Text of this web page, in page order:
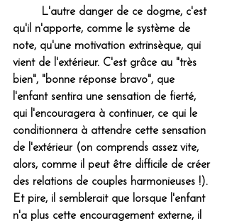
qu'il n'apporte, comme le système de
note, qu'une motivation extrinsèque, qui
vient de l'extérieur. C'est grâce au "très
bien", "bonne réponse bravo", que
l'enfant sentira une sensation de fierté,
qui l'encouragera à continuer, ce qui le
conditionnera à attendre cette sensation
de l'extérieur (on comprends assez vite,
alors, comme il peut être difficile de créer
des relations de couples harmonieuses !).
Et pire, il semblerait que lorsque l'enfant
n'a plus cette encouragement externe, il